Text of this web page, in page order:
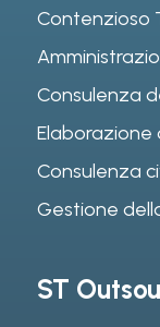
Contenzioso
Consulenza
Elaborazione
Consulenza
Gestione
ST